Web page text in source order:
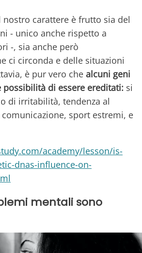
nostro carattere è frutto sia del
- unico anche rispetto a
-, sia anche però
ci circonda e delle situazioni
è pur vero che alcuni geni
possibilità di essere ereditati: si
di irritabilità, tendenza al
sport estremi, e
academy/lesson/is-
dnas-influence-on-
mentali sono